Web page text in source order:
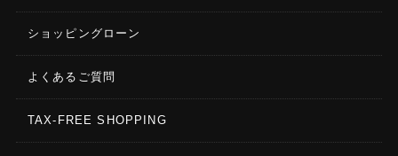
ショッピングローン
よくあるご質問
TAX-FREE SHOPPING